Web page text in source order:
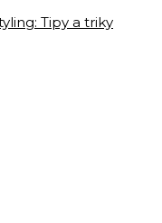
Tipy a triky